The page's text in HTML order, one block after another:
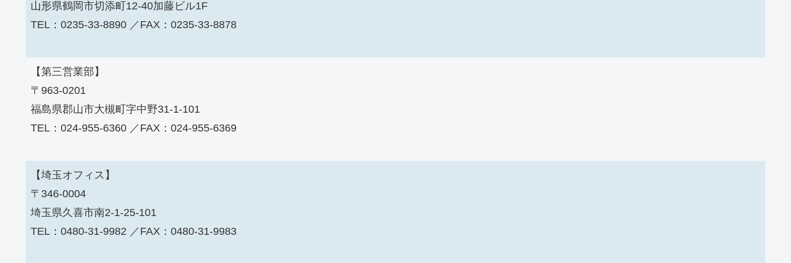
山形県鶴岡市切添町12-40加藤ビル1F
TEL：0235-33-8890 ／FAX：0235-33-8878
【第三営業部】
〒963-0201
福島県郡山市大槻町字中野31-1-101
TEL：024-955-6360 ／FAX：024-955-6369
【埼玉オフィス】
〒346-0004
埼玉県久喜市南2-1-25-101
TEL：0480-31-9982 ／FAX：0480-31-9983